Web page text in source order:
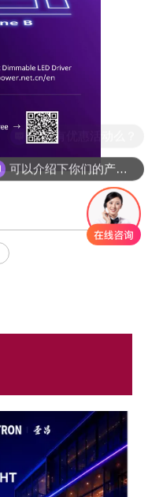
可以介绍下你们的产品么？